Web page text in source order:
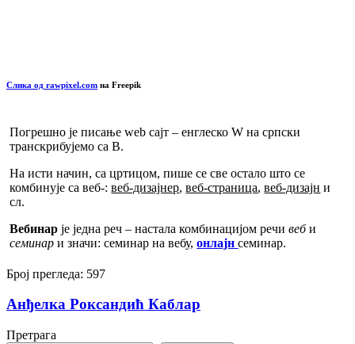
Слика од rawpixel.com на Freepik
Погрешно је писање web сајт – енглеско W на српски
транскрибујемо са В.
На исти начин, са цртицом, пише се све остало што се
комбинује са веб-:веб-дизајнер,веб-страница,веб-дизајн и
сл.
Вебинар је једна реч – настала комбинацијом речивеби
семинар и значи: семинар на вебу,онлајн семинар.
Број прегледа: 597
Анђелка Роксандић Каблар
Претрага